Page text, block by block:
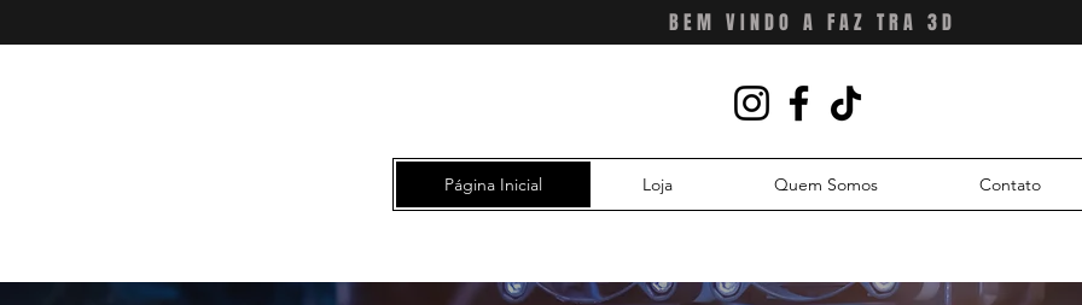
BEM VINDO A FAZ TRA 3D
Página Inicial Loja Quem Somos Contato